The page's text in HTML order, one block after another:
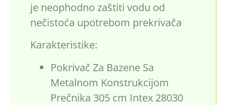
je neophodno zaštiti vodu od
nečistoća upotrebom prekrivača
Karakteristike:
Pokrivač Za Bazene Sa
Metalnom Konstrukcijom
Prečnika 305 cm Intex 28030